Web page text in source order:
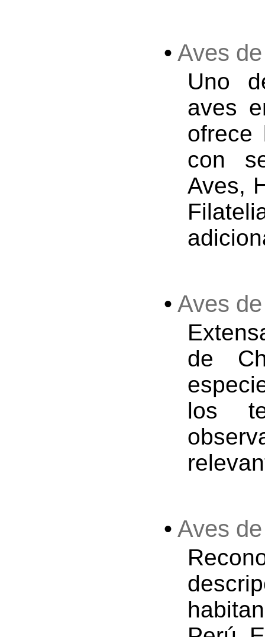
• Aves
Uno
aves
ofrece
con
Aves,
• Aves
de
los
• Aves